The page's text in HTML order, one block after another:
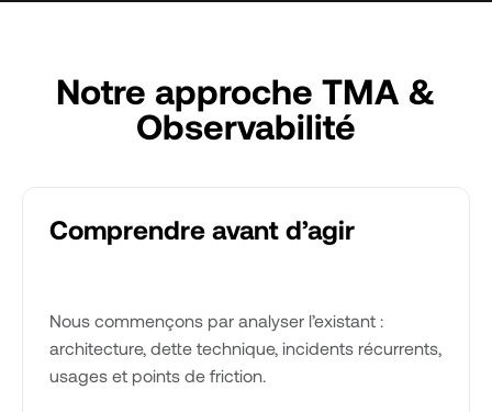
Notre approche TMA &
Observabilité
Comprendre avant d’agir
Nous commençons par analyser l’existant :
architecture, dette technique, incidents récurrents,
usages et points de friction.